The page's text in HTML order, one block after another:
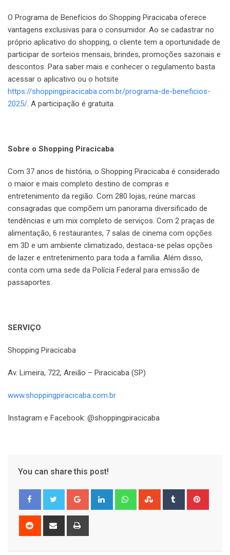
O Programa de Benefícios do Shopping Piracicaba oferece
vantagens exclusivas para o consumidor. Ao se cadastrar no
próprio aplicativo do shopping, o cliente tem a oportunidade de
participar de sorteios mensais, brindes, promoções sazonais e
descontos. Para saber mais e conhecer o regulamento basta
acessar o aplicativo ou o hotsite
https://shoppingpiracicaba.com.br/programa-de-beneficios-
2025/. A participação é gratuita.
Sobre o Shopping Piracicaba
Com 37 anos de história, o Shopping Piracicaba é considerado
o maior e mais completo destino de compras e
entretenimento da região. Com 280 lojas, reúne marcas
consagradas que compõem um panorama diversificado de
tendências e um mix completo de serviços. Com 2 praças de
alimentação, 6 restaurantes, 7 salas de cinema com opções
em 3D e um ambiente climatizado, destaca-se pelas opções
de lazer e entretenimento para toda a família. Além disso,
conta com uma sede da Polícia Federal para emissão de
passaportes.
SERVIÇO
Shopping Piracicaba
Av. Limeira, 722, Areião – Piracicaba (SP)
www.shoppingpiracicaba.com.br
Instagram e Facebook: @shoppingpiracicaba
You can share this post!
Google+ LinkedIn WhatsappStumbleUpon
Tumblr
Reddit
Share